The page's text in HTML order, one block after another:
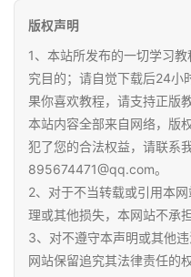
源
高
中
资
料
儿
童
国
学
版权声明
1、本站所发布的一切学习
究目的；请自觉下载后24小
果你喜欢教程，请支持正版
本站内容全部来自网络，版
犯了您的合法权益，请联系
895674471@qq.com。
2、对于不当转载或引用本
理或其他损失，本网站不承担
3、对不遵守本声明或其他
网站保留追究其法律责任的权